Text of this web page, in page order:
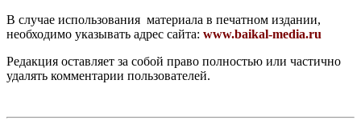
В случае использования материала в печатном издании,
необходимо указывать адрес сайта: www.baikal-media.ru
Редакция оставляет за собой право полностью или частично
удалять комментарии пользователей.